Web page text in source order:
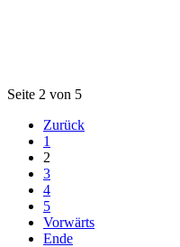
Seite 2 von 5
Zurück
1
2
3
4
5
Vorwärts
Ende